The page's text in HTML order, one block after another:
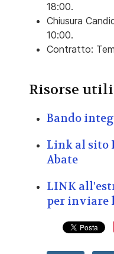
18:00.
Chiusura
10:00.
Contratto:
Risorse
Bando
Link al sito
Abate
LINK
per inviare